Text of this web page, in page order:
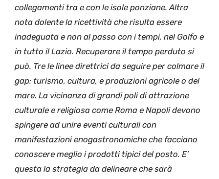
collegamenti tra e con le isole ponziane. Altra
nota dolente la ricettività che risulta essere
inadeguata e non al passo con i tempi, nel Golfo e
in tutto il Lazio. Recuperare il tempo perduto si
può. Tre le linee direttrici da seguire per colmare il
gap: turismo, cultura, e produzioni agricole o del
mare. La vicinanza di grandi poli di attrazione
culturale e religiosa come Roma e Napoli devono
spingere ad unire eventi culturali con
manifestazioni enogastronomiche che facciano
conoscere meglio i prodotti tipici del posto. E’
questa la strategia da delineare che sarà